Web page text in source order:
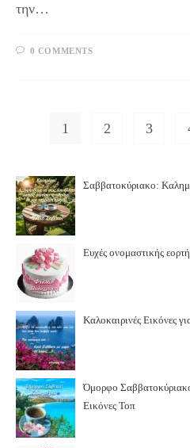
την…
0 COMMENTS
1 2 3
Σαββατοκύριακο:
Ευχές ονομαστικής
Καλοκαιρινές Εικόνες
Όμορφο
Εικόνες Τοπ